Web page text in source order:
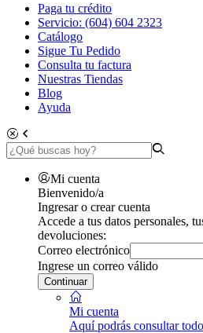
Paga tu crédito
Servicio: (604) 604 2323
Catálogo
Sigue Tu Pedido
Consulta tu factura
Nuestras Tiendas
Blog
Ayuda
Mi cuenta
Bienvenido/a
Ingresar o crear cuenta
Accede a tus datos personales,
devoluciones:
Correo electrónico
Ingrese un correo válido
Continuar
Mi cuenta
Aquí podrás consultar